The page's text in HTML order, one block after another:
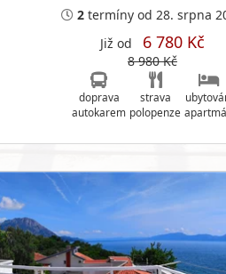
2 termíny od 28. srpna
Již od 6 780 Kč
8 980 Kč
doprava
autokarem
strava
polopenze